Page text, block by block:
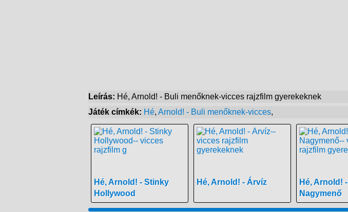
Leírás: Hé, Arnold! - Buli menőknek-vicces rajzfilm gyerekeknek
Játék címkék: Hé, Arnold! - Buli menőknek-vicces,
Hé, Arnold! - Stinky
Hollywood
Hé, Arnold! - Árvíz
Hé, Arnold! -
Nagymenő